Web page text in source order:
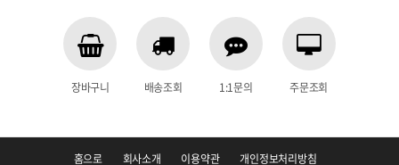
장바구니 배송조회 1:1문의 주문조회
홈으로 회사소개 이용약관 개인정보처리방침